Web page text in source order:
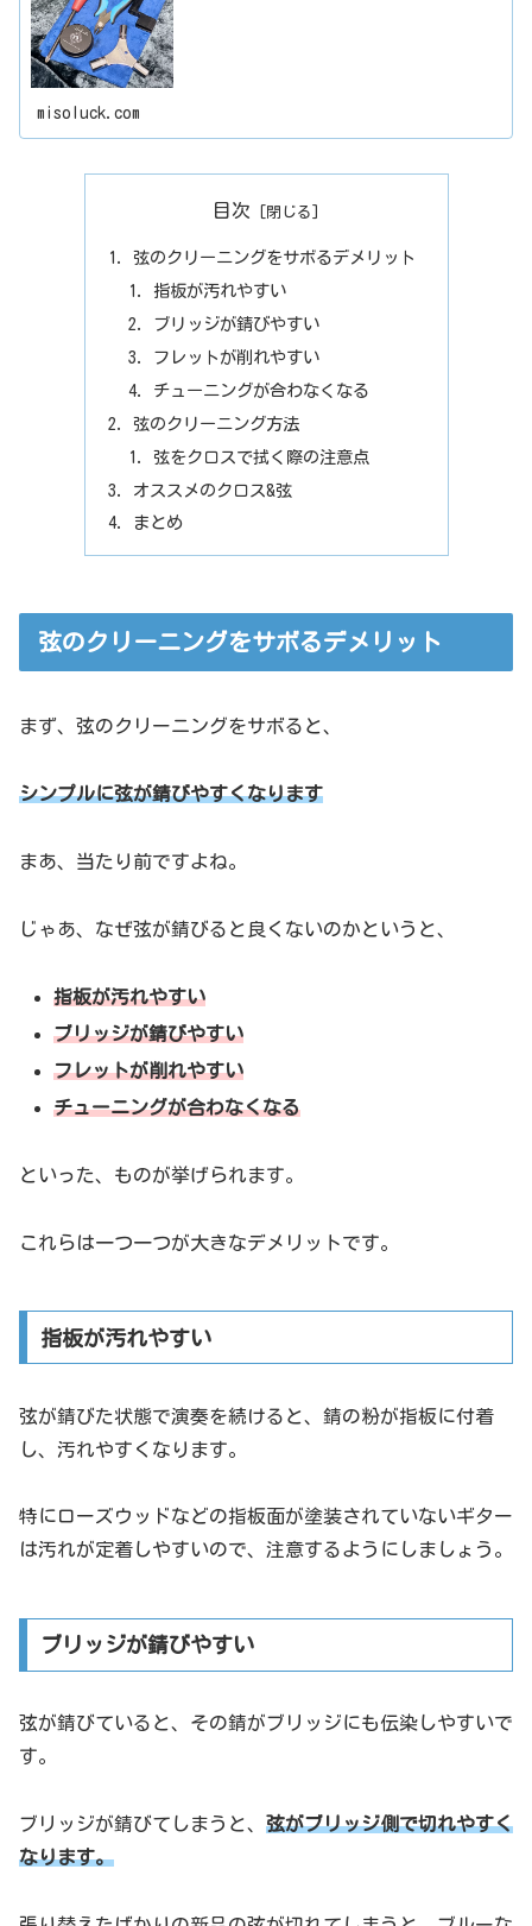
misoluck.com
目次
弦のクリーニングをサボるデメリット
指板が汚れやすい
ブリッジが錆びやすい
フレットが削れやすい
チューニングが合わなくなる
弦のクリーニング方法
弦をクロスで拭く際の注意点
オススメのクロス&弦
まとめ
弦のクリーニングをサボるデメリット
まず、弦のクリーニングをサボると、
シンプルに弦が錆びやすくなります
まあ、当たり前ですよね。
じゃあ、なぜ弦が錆びると良くないのかというと、
指板が汚れやすい
ブリッジが錆びやすい
フレットが削れやすい
チューニングが合わなくなる
といった、ものが挙げられます。
これらは一つ一つが大きなデメリットです。
指板が汚れやすい
弦が錆びた状態で演奏を続けると、錆の粉が指板に付着
し、汚れやすくなります。
特にローズウッドなどの指板面が塗装されていないギター
は汚れが定着しやすいので、注意するようにしましょう。
ブリッジが錆びやすい
弦が錆びていると、その錆がブリッジにも伝染しやすいで
す。
ブリッジが錆びてしまうと、 弦がブリッジ側で切れやすく
なります。